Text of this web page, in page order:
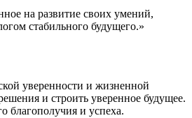
на развитие своих умений,
стабильного будущего.»
уверенности и жизненной
и строить уверенное будущее.
благополучия и успеха.